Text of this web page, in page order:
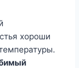
хороши